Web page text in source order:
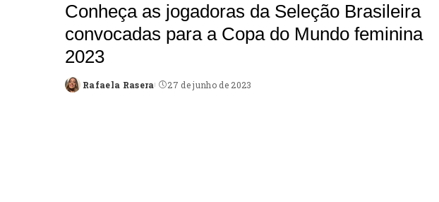
Conheça as jogadoras da Seleção Brasileira
convocadas para a Copa do Mundo feminina
2023
Posted
Rafaela Rasera 27 de junho de 2023